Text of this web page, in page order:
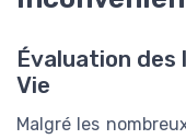
Évaluation
Vie
Malgré les